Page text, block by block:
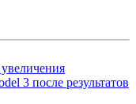
3 после результатов